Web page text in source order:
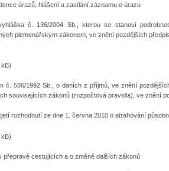
úrazů, hlášení a zasílání záznamu o úrazu
č. 136/2004 Sb., kterou se stanoví
plemenářským zákonem, ve znění pozdějších
č. 586/1992 Sb., o daních z příjmů, ve znění
souvisejících zákonů (rozpočtová pravidla), ve znění
rozhodnutí ze dne 1. června 2010 o atrahování
přepravě cestujících a o změně dalších zákonů